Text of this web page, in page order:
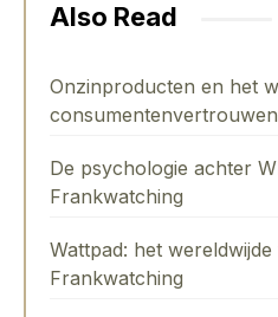
Also Read
Onzinproducten en het
consumentenvertrouwen
De psychologie achter
Frankwatching
Wattpad: het
Frankwatching